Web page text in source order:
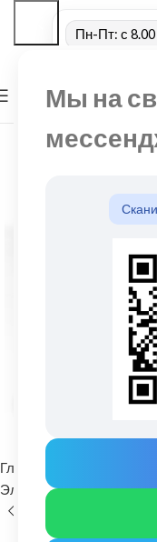
Мы на
Пн-Пт: с 8.00
МЕНЮ
Нажмите,
Главная
Элементы безопасности